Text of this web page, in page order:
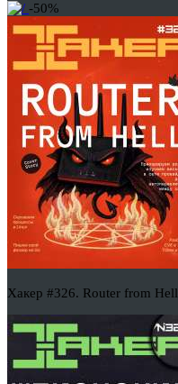
-50%
Хакер #326. Router from Hell